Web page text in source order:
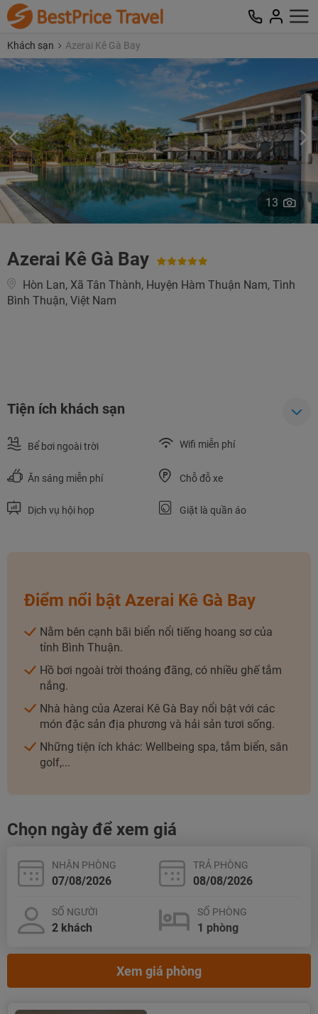
Khách sạn Azerai Kê Gà Bay
13
Azerai Kê Gà Bay
Hòn Lan, Xã Tân Thành, Huyện Hàm Thuận Nam, Tình
Bình Thuận, Việt Nam
Tiện ích khách sạn
Bể bơi ngoài trời Wifi miễn phí
Ăn sáng miễn phí Chỗ đỗ xe
Dịch vụ hội họp Giặt là quần áo
Điểm nổi bật Azerai Kê Gà Bay
Nằm bên cạnh bãi biển nổi tiếng hoang sơ của
tỉnh Bình Thuận.
Hồ bơi ngoài trời thoáng đãng, có nhiều ghế tắm
nắng.
Nhà hàng của Azerai Kê Gà Bay nổi bật với các
món đặc sản địa phương và hải sản tươi sống.
Những tiện ích khác: Wellbeing spa, tắm biển, sân
golf,...
Chọn ngày để xem giá
NHẬN PHÒNG TRẢ PHÒNG
SỐ NGƯỜI SỐ PHÒNG
Xem giá phòng
TƯ VẤN NGAY
NHẬN ƯU ĐÃI NGAY